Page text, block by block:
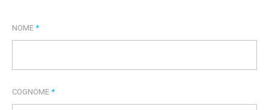
NOME *
COGNOME *